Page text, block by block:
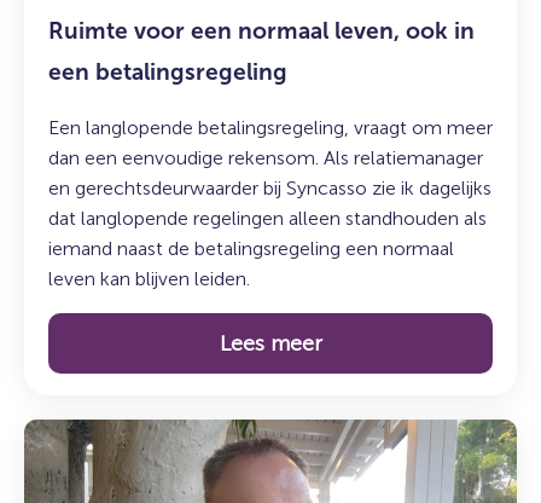
Ruimte voor een normaal leven, ook in
een betalingsregeling
Een langlopende betalingsregeling, vraagt om meer
dan een eenvoudige rekensom. Als relatiemanager
en gerechtsdeurwaarder bij Syncasso zie ik dagelijks
dat langlopende regelingen alleen standhouden als
iemand naast de betalingsregeling een normaal
leven kan blijven leiden.
Lees meer
Lees
meer
over: